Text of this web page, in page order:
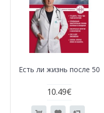
Есть ли жизнь после 50
10.49€